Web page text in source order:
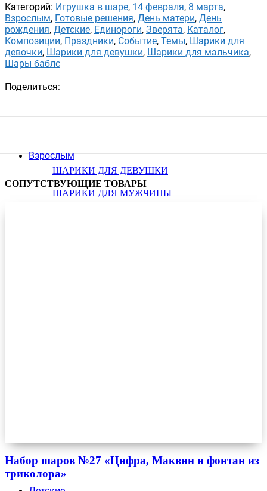
Взрослым
ШАРИКИ ДЛЯ ДЕВУШКИ
ШАРИКИ ДЛЯ МУЖЧИНЫ
Категорий: Игрушка в шаре, 14 февраля, 8 марта,
Взрослым, Готовые решения, День матери, День
рождения, Детские, Единороги, Зверята, Каталог,
Композиции, Праздники, Событие, Темы, Шарики для
девочки, Шарики для девушки, Шарики для мальчика,
Шары баблс
Поделиться:
СОПУТСТВУЮЩИЕ ТОВАРЫ
Набор шаров №27 «Цифра, Маквин и фонтан из
триколора»